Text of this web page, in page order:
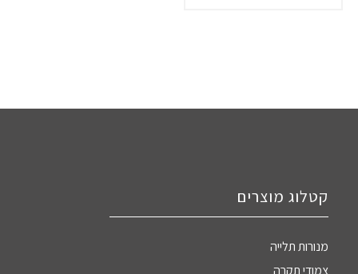
קטלוג מוצרים
מנורות תלייה
צמודי תקרה